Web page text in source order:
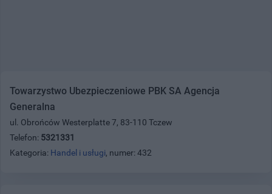
Towarzystwo Ubezpieczeniowe PBK SA Agencja
Generalna
ul. Obrońców Westerplatte 7, 83-110 Tczew
Telefon: 5321331
Kategoria: Handel i usługi, numer: 432